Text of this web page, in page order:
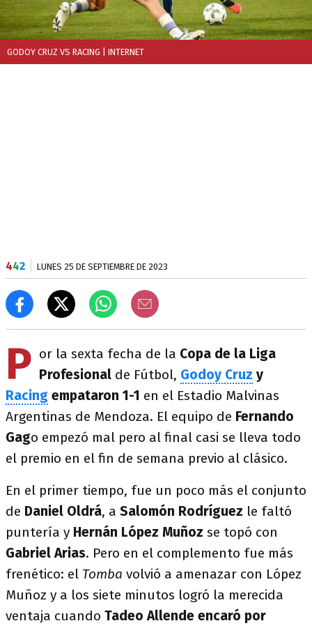
GODOY CRUZ VS RACING | INTERNET
442 LUNES 25 DE SEPTIEMBRE DE 2023
P or la sexta fecha de la Copa de la Liga
Profesional de Fútbol, Godoy Cruz y
Racing empataron 1-1 en el Estadio Malvinas
Argentinas de Mendoza. El equipo de Fernando
Gago empezó mal pero al final casi se lleva todo
el premio en el fin de semana previo al clásico.
En el primer tiempo, fue un poco más el conjunto
de Daniel Oldrá, a Salomón Rodríguez le faltó
puntería y Hernán López Muñoz se topó con
Gabriel Arias. Pero en el complemento fue más
frenético: el Tomba volvió a amenazar con López
Muñoz y a los siete minutos logró la merecida
ventaja cuando Tadeo Allende encaró por